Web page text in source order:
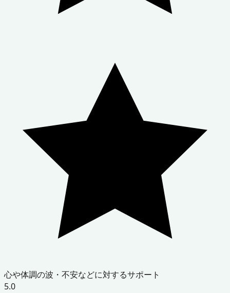
心や体調の波・不安などに対するサポート
5.0